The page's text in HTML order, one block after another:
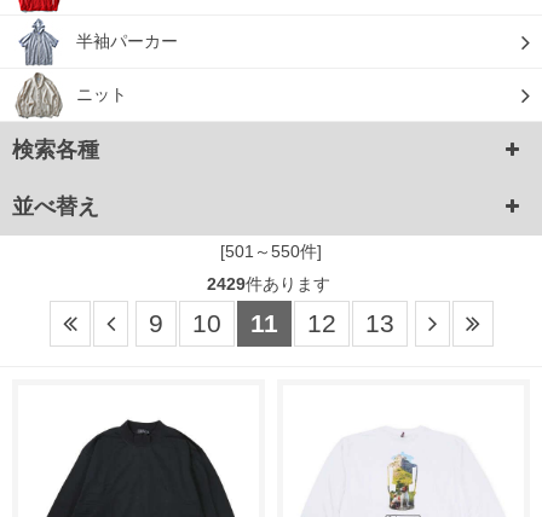
半袖パーカー
ニット
検索各種
並べ替え
[501～550件]
2429件あります
9 10 11 12 13